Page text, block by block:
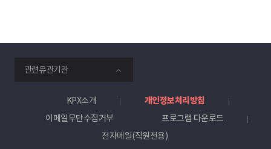
관련유관기관
KPX소개
개인정보처리방침
이메일무단수집거부
프로그램 다운로드
전자메일(직원전용)